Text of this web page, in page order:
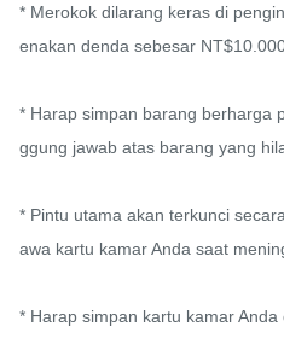
* Merokok dilarang keras di
enakan denda sebesar
* Harap simpan barang berharga
ggung jawab atas barang yang
* Pintu utama akan terkunci
awa kartu kamar Anda saat
* Harap simpan kartu kamar